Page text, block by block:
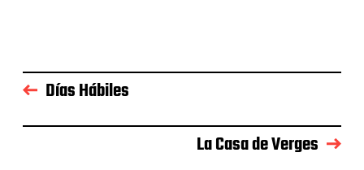
Días Hábiles
​La Casa de Verges